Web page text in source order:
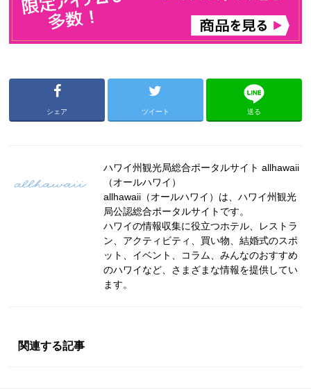
シェア ツイート 送る
ハワイ州観光局総合ポータルサイト allhawaii
（オールハワイ）
allhawaii（オールハワイ）は、ハワイ州観光
局公認総合ポータルサイトです。
ハワイの情報収集に役立つホテル、レストラ
ン、アクティビティ、買い物、結婚式のスポ
ット、イベント、コラム、みんなのおすすめ
のハワイなど、さまざまな情報を提供してい
ます。
関連する記事